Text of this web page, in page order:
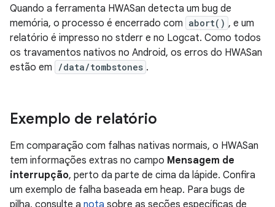
Quando a ferramenta HWASan detecta um bug de
memória, o processo é encerrado com abort() , e um
relatório é impresso no stderr e no Logcat. Como todos
os travamentos nativos no Android, os erros do HWASan
estão em
/data/tombstones .
Exemplo de relatório
Em comparação com falhas nativas normais, o HWASan
tem informações extras no campo Mensagem de
interrupção, perto da parte de cima da lápide. Confira
um exemplo de falha baseada em heap. Para bugs de
pilha, consulte a nota sobre as seções específicas de